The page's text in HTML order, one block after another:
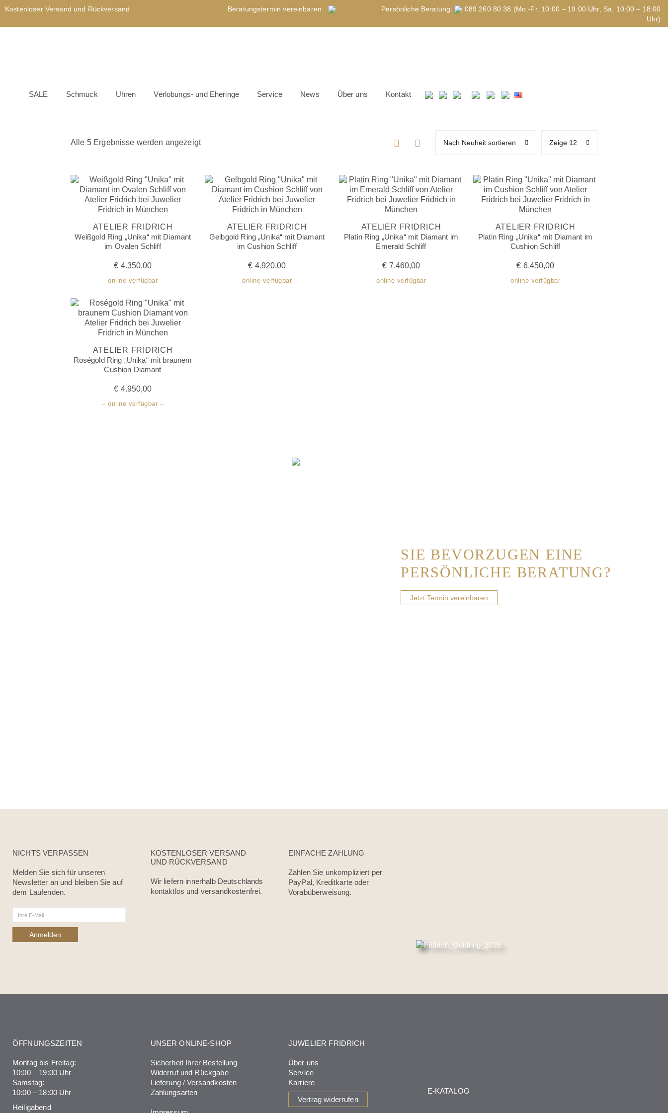
Kostenloser Versand und Rückversand Beratungstermin vereinbaren: Persönliche Beratung:
089 260 80 38 (Mo.-Fr. 10:00 – 19:00 Uhr, Sa. 10:00 – 18:00
Uhr)
SALE Schmuck Uhren Verlobungs- und Eheringe Service News Über uns Kontakt
Alle 5 Ergebnisse werden angezeigt Nach Neuheit sortieren Zeige 12
ATELIER FRIDRICH
Weißgold Ring „Unika“ mit Diamant
im Ovalen Schliff
€ 4.350,00
– online verfügbar –
ATELIER FRIDRICH
Gelbgold Ring „Unika“ mit Diamant
im Cushion Schliff
€ 4.920,00
– online verfügbar –
ATELIER FRIDRICH
Platin Ring „Unika“ mit Diamant im
Emerald Schliff
€ 7.460,00
– online verfügbar –
ATELIER FRIDRICH
Platin Ring „Unika“ mit Diamant im
Cushion Schliff
€ 6.450,00
– online verfügbar –
ATELIER FRIDRICH
Roségold Ring „Unika“ mit braunem
Cushion Diamant
€ 4.950,00
– online verfügbar –
SIE BEVORZUGEN EINE
PERSÖNLICHE BERATUNG?
Jetzt Termin vereinbaren
NICHTS VERPASSEN
Melden Sie sich für unseren
Newsletter an und bleiben Sie auf
dem Laufenden.
KOSTENLOSER VERSAND
UND RÜCKVERSAND
Wir liefern innerhalb Deutschlands
kontaktlos und versandkostenfrei.
EINFACHE ZAHLUNG
Zahlen Sie unkompliziert per
PayPal, Kreditkarte oder
Vorabüberweisung.
ÖFFNUNGSZEITEN
Montag bis Freitag:
10:00 – 19:00 Uhr
Samstag:
10:00 – 18:00 Uhr
Heiligabend
UNSER ONLINE-SHOP
Sicherheit Ihrer Bestellung
Widerruf und Rückgabe
Lieferung / Versandkosten
Zahlungsarten
JUWELIER FRIDRICH
Über uns
Service
Karriere
Vertrag widerrufen
E-KATALOG